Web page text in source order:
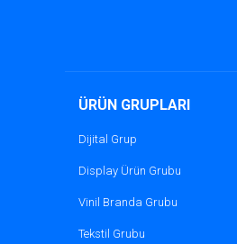
Bu özellikler,
noktalar:
Yüksek
ÜRÜN GRUPLARI
Dijital Grup
Display Ürün Grubu
Vinil Branda Grubu
Tekstil Grubu